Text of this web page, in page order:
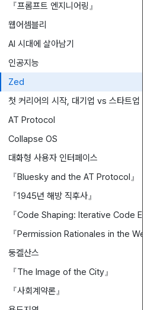
『프롬프트 엔지니어링』
웹어셈블리
AI 시대에 살아남기
인공지능
Zed
첫 커리어의 시작, 대기업 vs 스타트업
AT Protocol
Collapse OS
대화형 사용자 인터페이스
『Bluesky and the AT Protocol』
『1945년 해방 직후사』
『Code Shaping: Iterative Code
『Permission Rationales in the Web
둥켈산스
『The Image of the City』
『사회계약론』